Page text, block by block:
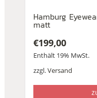
Hamburg
matt
€199,00
Enthält 19% MwSt.
zzgl.Versand